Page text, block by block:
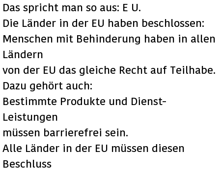
Das spricht man so aus: E U.
Die Länder in der EU haben beschlossen:
Menschen mit Behinderung haben in allen
Ländern
von der EU das gleiche Recht auf Teilhabe.
Dazu gehört auch:
Bestimmte Produkte und Dienst-
Leistungen
müssen barrierefrei sein.
Alle Länder in der EU müssen diesen
Beschluss